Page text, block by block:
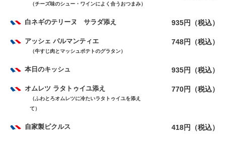
（チーズ味のシュー・ワインによく合うおつまみ）
白ネギのテリーヌ サラダ添え 935円（税込）
アッシェ パルマンティエ
（牛すじ肉とマッシュポテトのグラタン）
748円（税込）
本日のキッシュ 935円（税込）
オムレツ ラタトゥイユ添え
（ふわとろオムレツに冷たいラタトゥイユを添え
て）
770円（税込）
自家製ピクルス 418円（税込）